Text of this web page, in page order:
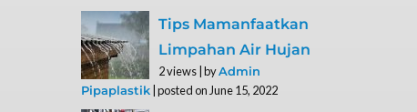
Tips Mamanfaatkan
Limpahan Air Hujan
2 views byAdmin
Pipaplastik posted on June 15, 2022